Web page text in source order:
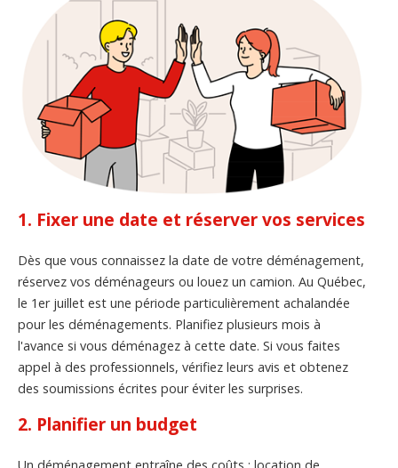
1. Fixer une date et réserver vos services
Dès que vous connaissez la date de votre déménagement,
réservez vos déménageurs ou louez un camion. Au Québec,
le 1er juillet est une période particulièrement achalandée
pour les déménagements. Planifiez plusieurs mois à
l'avance si vous déménagez à cette date. Si vous faites
appel à des professionnels, vérifiez leurs avis et obtenez
des soumissions écrites pour éviter les surprises.
2. Planifier un budget